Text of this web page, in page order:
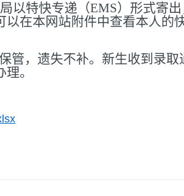
以特快专递（EMS）形式寄
在本网站附件中查看本人的
管，遗失不补。新生收到录取
。